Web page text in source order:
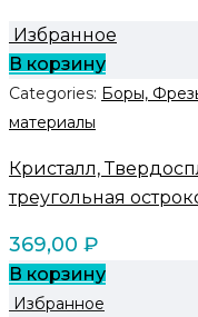
Избранное
В корзину
Categories: Боры,
материалы
Кристалл,
треугольная
369,00 ₽
В корзину
Избранное